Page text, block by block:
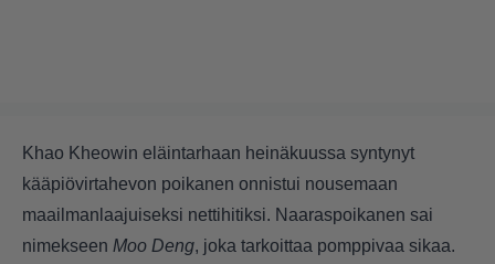
Khao Kheowin eläintarhaan heinäkuussa syntynyt
kääpiövirtahevon poikanen onnistui nousemaan
maailmanlaajuiseksi nettihitiksi. Naaraspoikanen sai
nimekseen Moo Deng, joka tarkoittaa pomppivaa sikaa.